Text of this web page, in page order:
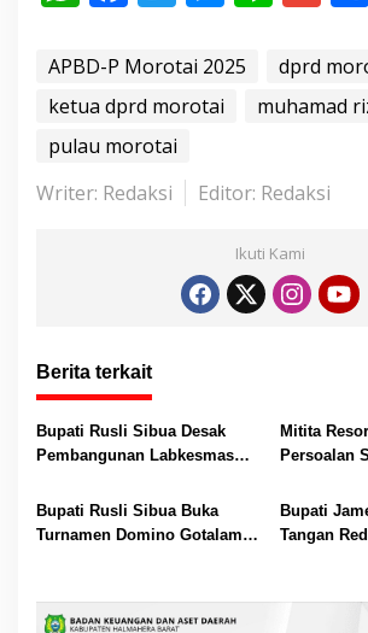
a
.
.
.
at
s
A
p
e
b
o
o
itt
er
ss
g
e ai
l
APBD-P Morotai 2025
dprd
ketua dprd morotai
muhamad
pulau morotai
Writer: Redaksi
Editor: Redaksi
Ikuti Kami
Berita terkait
Bupati Rusli Sibua Desak
Pembangunan Labkesmas
Agustus
Mitita
Persoalan
Bertindak
Bupati Rusli Sibua Buka
Turnamen Domino Gotalamo
Bupati
Tangan
Kerugian